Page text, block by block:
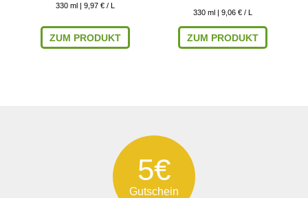
330 ml | 9,97 € / L
ZUM PRODUKT
330 ml | 9,06 € / L
ZUM PRODUKT
5€
Gutschein